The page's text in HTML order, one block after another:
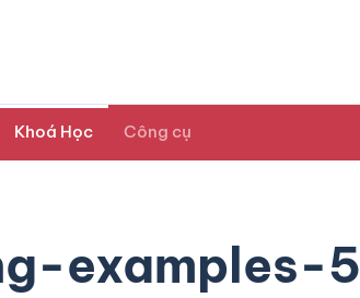
Khoá Học Công cụ
examples-5